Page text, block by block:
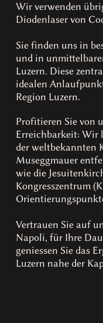
Wir verwenden
Diodenlaser von
Sie finden uns in
und in
Luzern. Diese
idealen
Region Luzern.
Profitieren Sie von
Erreichbarkeit: Wir
der weltbekannten
Museggmauer
wie die
Kongresszentrum
Vertrauen Sie auf
Napoli, für Ihre
geniessen Sie das
Luzern nahe der